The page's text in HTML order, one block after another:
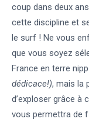
coup dans deux
cette discipline et
le surf ! Ne vous
que vous soyez
France en terre
dédicace!), mais la
d’exploser grâce à
vous permettra de